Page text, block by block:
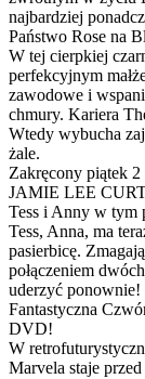
najbardziej
Państwo Rose na
W tej cierpkiej
perfekcyjnym
zawodowe i
chmury. Kariera
Wtedy wybucha
żale.
Zakręcony piątek
JAMIE LEE
Tess i Anny w tym
Tess, Anna, ma
pasierbicę.
połączeniem
uderzyć ponownie!
Fantastyczna
DVD!
W
Marvela staje